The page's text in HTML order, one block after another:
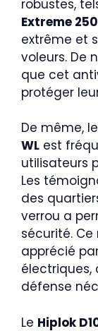
robustes,
Extreme
extrême et
voleurs. De
que cet
protéger
De même, le
WL est
utilisateurs
Les
des
verrou a
sécurité.
apprécié
défense
Le Hiplok